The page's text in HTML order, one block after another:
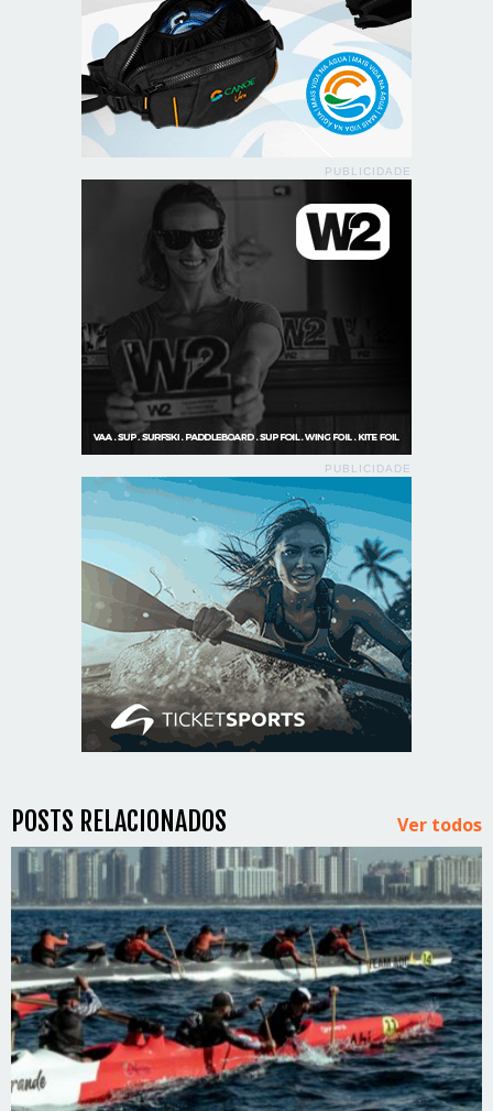
PUBLICIDADE
PUBLICIDADE
POSTS RELACIONADOS Ver todos